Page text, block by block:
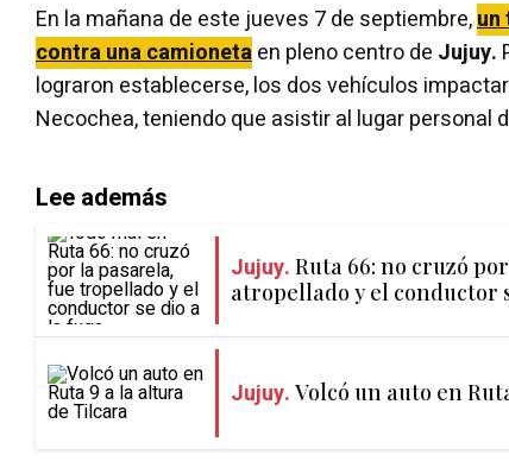
En la mañana de este jueves 7 de septiembre,un
contra una camionetaen pleno centro de Jujuy.
lograron establecerse, los dos vehículos
Necochea, teniendo que asistir al lugar personal
Lee además
Jujuy. Ruta 66: no cruzó
atropellado y el conductor
Jujuy. Volcó un auto en